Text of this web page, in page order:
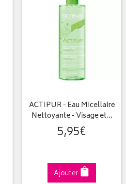
ACTIPUR - Eau Micellaire
Nettoyante - Visage et…
5,95€
Ajouter